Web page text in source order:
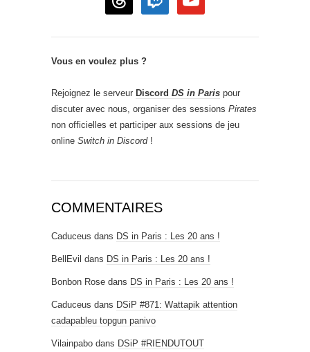
Vous en voulez plus ?
Rejoignez le serveur Discord DS in Paris pour
discuter avec nous, organiser des sessions Pirates
non officielles et participer aux sessions de jeu
online Switch in Discord!
COMMENTAIRES
Caduceus dans DS in Paris : Les 20 ans !
BellEvil dans DS in Paris : Les 20 ans !
Bonbon Rose dans DS in Paris : Les 20 ans !
Caduceus dans DSiP #871: Wattapik attention
cadapableu topgun panivo
Vilainpabo dans DSiP #RIENDUTOUT